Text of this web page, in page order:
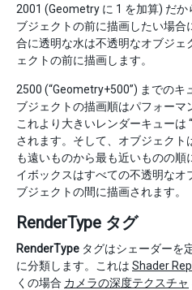
2001 (Geometry に 1 を加算) だ
ブジェクトの前に描画したい場
合に透明な水は不透明なオブジェ
ェクトの前に描画します。
2500 (“Geometry+500”) までのキ
ブジェクトの描画順はパフォーマ
これより大きいレンダーキューは
されます。そして、オブジェク
も遠いものから最も近いものの順
イボックスはすべての不透明な
ブジェクトの間に描画されます。
RenderType タグ
RenderType タグはシェーダーを
に分類します。これは Shader
くの場合 カメラの深度テクスチャ